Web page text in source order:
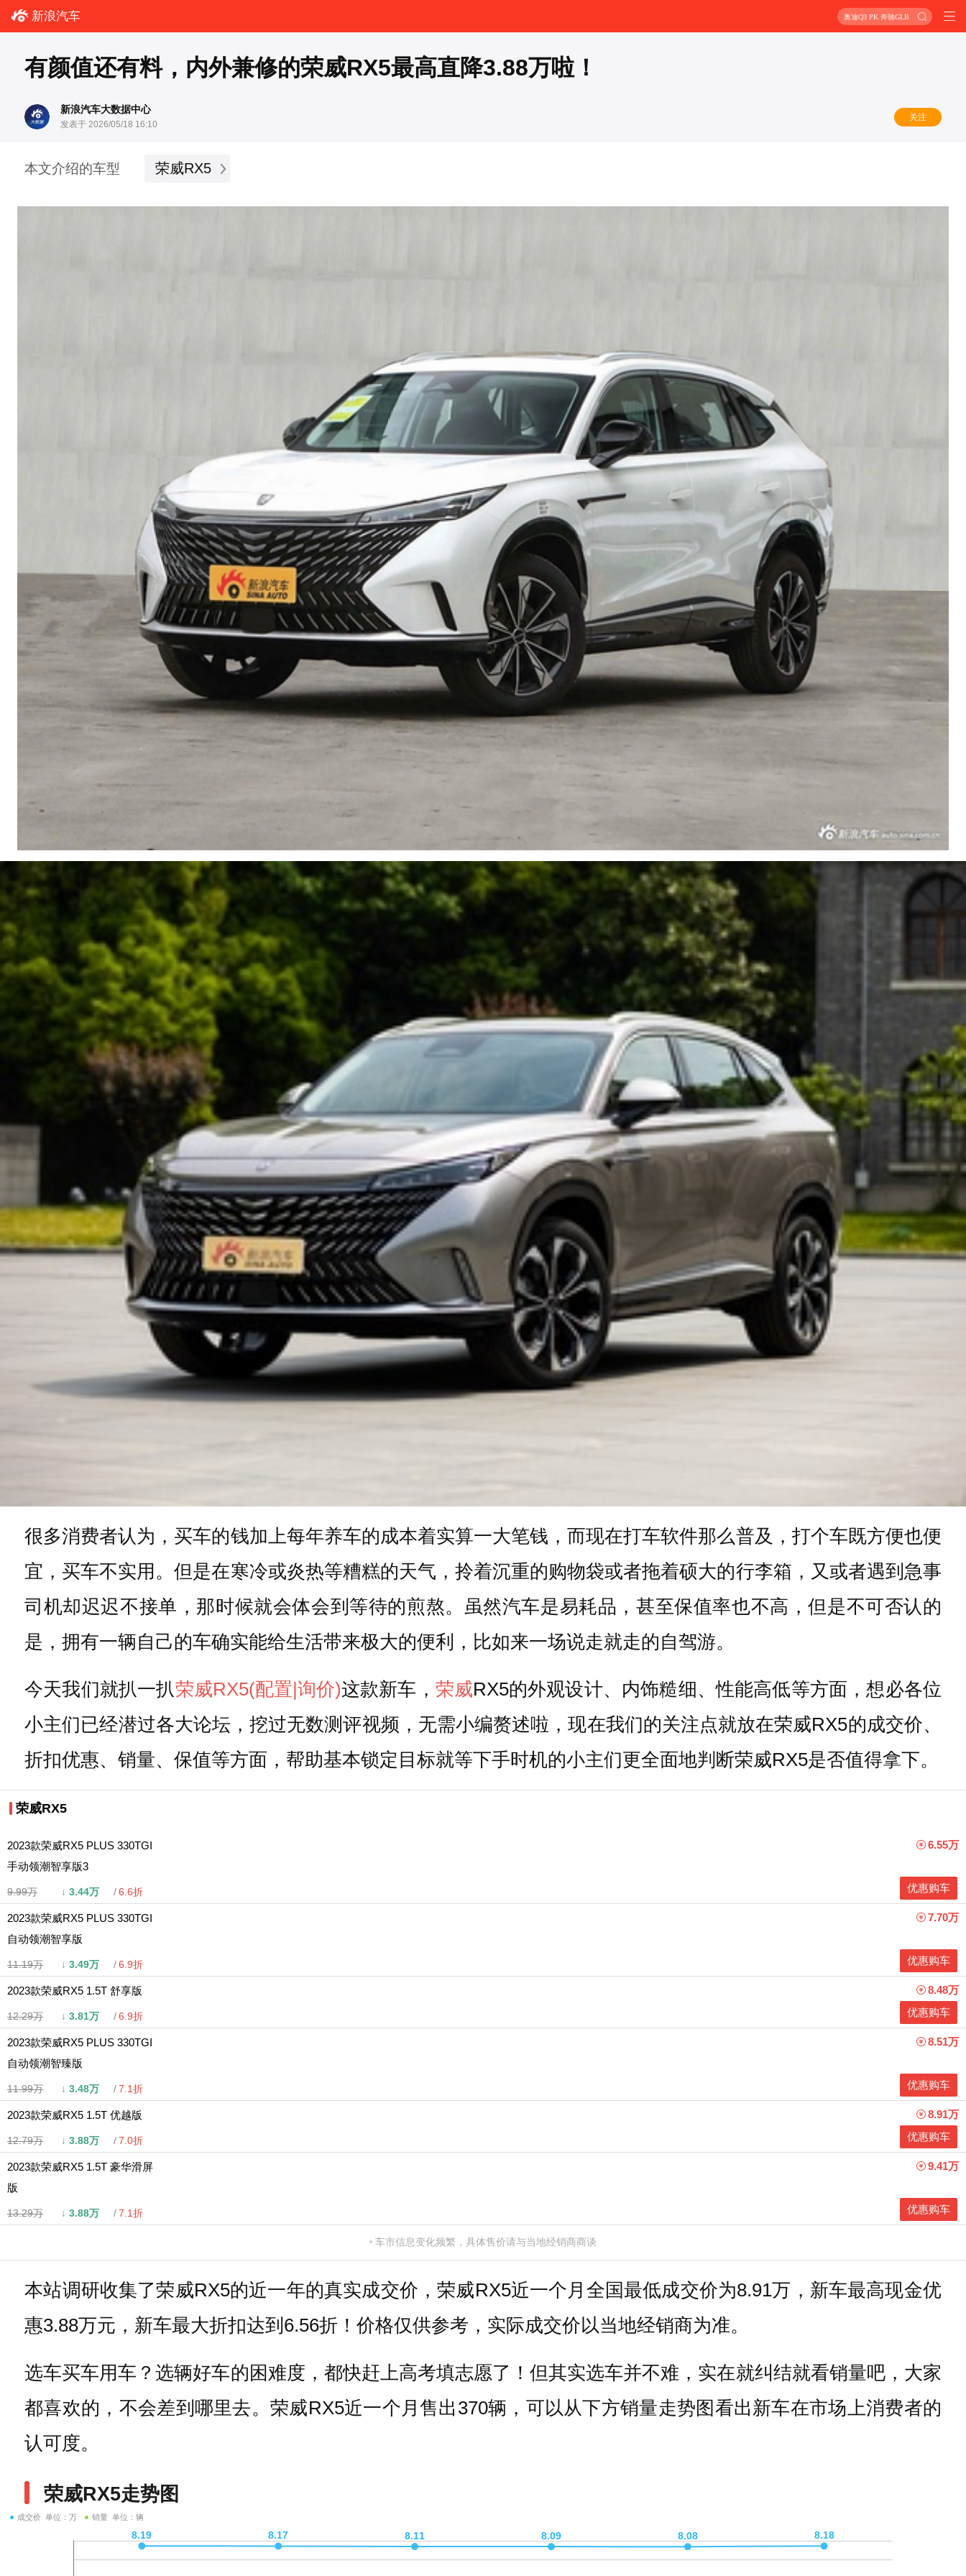
新浪汽车 奥迪Q3 PK 奔驰GLB
有颜值还有料，内外兼修的荣威RX5最高直降3.88万啦！
新浪汽车大数据中心
发表于 2026/05/18 16:10
关注
本文介绍的车型 荣威RX5
很多消费者认为，买车的钱加上每年养车的成本着实算一大笔钱，而现在打车软件那么普及，打个车既方便也便
宜，买车不实用。但是在寒冷或炎热等糟糕的天气，拎着沉重的购物袋或者拖着硕大的行李箱，又或者遇到急事
司机却迟迟不接单，那时候就会体会到等待的煎熬。虽然汽车是易耗品，甚至保值率也不高，但是不可否认的
是，拥有一辆自己的车确实能给生活带来极大的便利，比如来一场说走就走的自驾游。
今天我们就扒一扒荣威RX5(配置 |询价)这款新车， 荣威RX5的外观设计、内饰糙细、性能高低等方面，想必各位
小主们已经潜过各大论坛，挖过无数测评视频，无需小编赘述啦，现在我们的关注点就放在荣威RX5的成交价、
折扣优惠、销量、保值等方面，帮助基本锁定目标就等下手时机的小主们更全面地判断荣威RX5是否值得拿下。
荣威RX5
2023款荣威RX5 PLUS 330TGI
手动领潮智享版3
9.99万 ↓ 3.44万 6.6折
6.55万
优惠购车
2023款荣威RX5 PLUS 330TGI
自动领潮智享版
11.19万 ↓ 3.49万 6.9折
7.70万
优惠购车
2023款荣威RX5 1.5T 舒享版
12.29万 ↓ 3.81万 6.9折
8.48万
优惠购车
2023款荣威RX5 PLUS 330TGI
自动领潮智臻版
11.99万 ↓ 3.48万 7.1折
8.51万
优惠购车
2023款荣威RX5 1.5T 优越版
12.79万 ↓ 3.88万 7.0折
8.91万
优惠购车
2023款荣威RX5 1.5T 豪华滑屏
版
13.29万 ↓ 3.88万 7.1折
9.41万
优惠购车
车市信息变化频繁，具体售价请与当地经销商商谈
本站调研收集了荣威RX5的近一年的真实成交价，荣威RX5近一个月全国最低成交价为8.91万，新车最高现金优
惠3.88万元，新车最大折扣达到6.56折！价格仅供参考，实际成交价以当地经销商为准。
选车买车用车？选辆好车的困难度，都快赶上高考填志愿了！但其实选车并不难，实在就纠结就看销量吧，大家
都喜欢的，不会差到哪里去。荣威RX5近一个月售出370辆，可以从下方销量走势图看出新车在市场上消费者的
认可度。
荣威RX5走势图
成交价 单位：万 销量 单位：辆